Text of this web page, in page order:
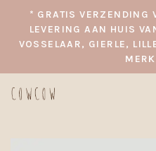
* GRATIS VERZENDING
LEVERING AAN HUIS
VOSSELAAR, GIERLE,